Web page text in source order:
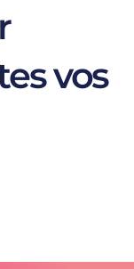
vos